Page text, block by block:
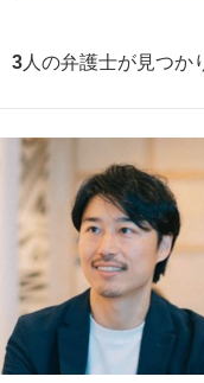
3 人の弁護士が見つか